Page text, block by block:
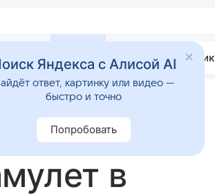
Развитие Почемучка Учебник
в
Яндекса с Алисой AI
ответ, картинку или видео —
быстро и точно
Попробовать